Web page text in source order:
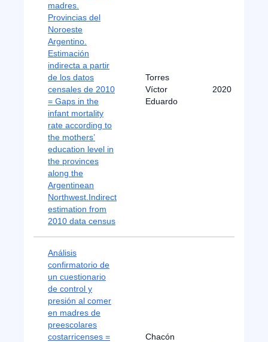
madres.
Provincias del
Noroeste
Argentino.
Estimación
indirecta a partir
de los datos
censales de 2010
= Gaps in the
infant mortality
rate according to
the mothers’
education level in
the provinces
along the
Argentinean
Northwest.Indirect
estimation from
2010 data census
Torres
Víctor
Eduardo
2020
Análisis
confirmatorio de
un cuestionario
de control y
presión al comer
en madres de
preescolares
costarricenses =
Chacón